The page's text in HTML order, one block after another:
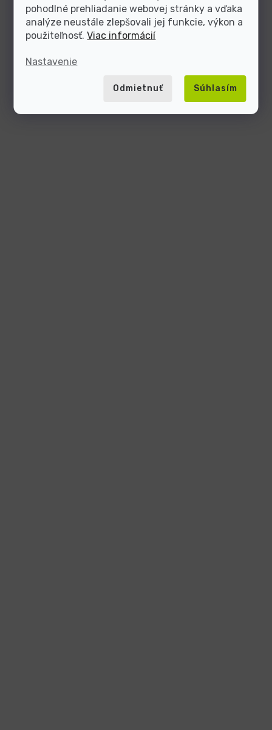
pohodlné prehliadanie webovej stránky a vďaka
analýze neustále zlepšovali jej funkcie, výkon a
použiteľnosť.Viac informácií
Nastavenie
Odmietnuť Súhlasím